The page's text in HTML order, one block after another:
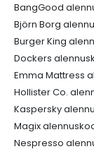
BangGood
Björn Borg
Burger King
Dockers
Emma Mattress
Hollister Co.
Kaspersky
Magix
Nespresso